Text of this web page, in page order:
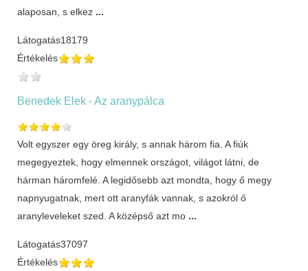
alaposan, s elkez ...
Látogatás18179
Értékelés
Benedek Elek - Az aranypálca
Volt egyszer egy öreg király, s annak három fia. A fiúk
megegyeztek, hogy elmennek országot, világot látni, de
hárman háromfelé. A legidősebb azt mondta, hogy ő megy
napnyugatnak, mert ott aranyfák vannak, s azokról ő
aranyleveleket szed. A középső azt mo ...
Látogatás37097
Értékelés